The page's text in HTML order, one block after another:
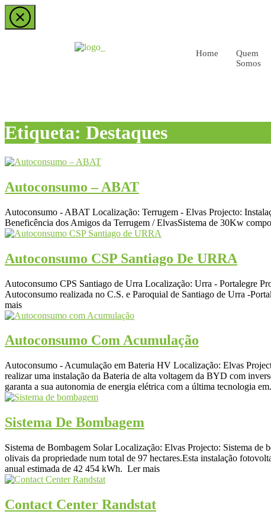
Home
Quem
Somos
Etiqueta: Destaques
Autoconsumo – ABAT
Autoconsumo - ABAT Localização: Terrugem - Elvas Projecto:
Beneficência dos Amigos da Terrugem / ElvasSistema de 30Kw
Autoconsumo CSP Santiago De URRA
Autoconsumo CPS Santiago de Urra Localização: Urra - Portalegre
Autoconsumo realizada no C.S. e Paroquial de Santiago de Urra -
mais
Autoconsumo Com Acumulação
Autoconsumo - Acumulação em Bateria HV Localização: Elvas
realizar uma instalação da Bateria de alta voltagem da BYD com
garanta a sua autonomia de energia elétrica com a última tecnologia
Sistema De Bombagem
Sistema de Bombagem Solar Localização: Elvas Projecto: Sistema de
olivais da propriedade num total de 97 hectares.Esta instalação
anual estimada de 42 454 kWh. Ler mais
Contact Center Randstat